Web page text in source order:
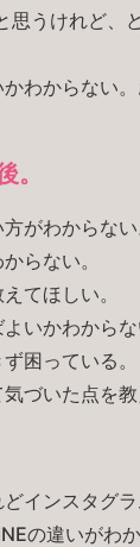
思うけれど、
わからない
。
がわからない
らない。
てほしい。
いかわからな
困っている。
づいた点を教
インスタグラ
の違いがわか